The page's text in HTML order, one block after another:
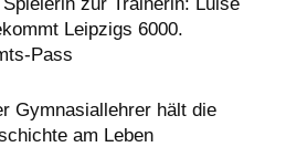
Leipzigs 6000.
Pass
Gymnasiallehrer hält die
am Leben